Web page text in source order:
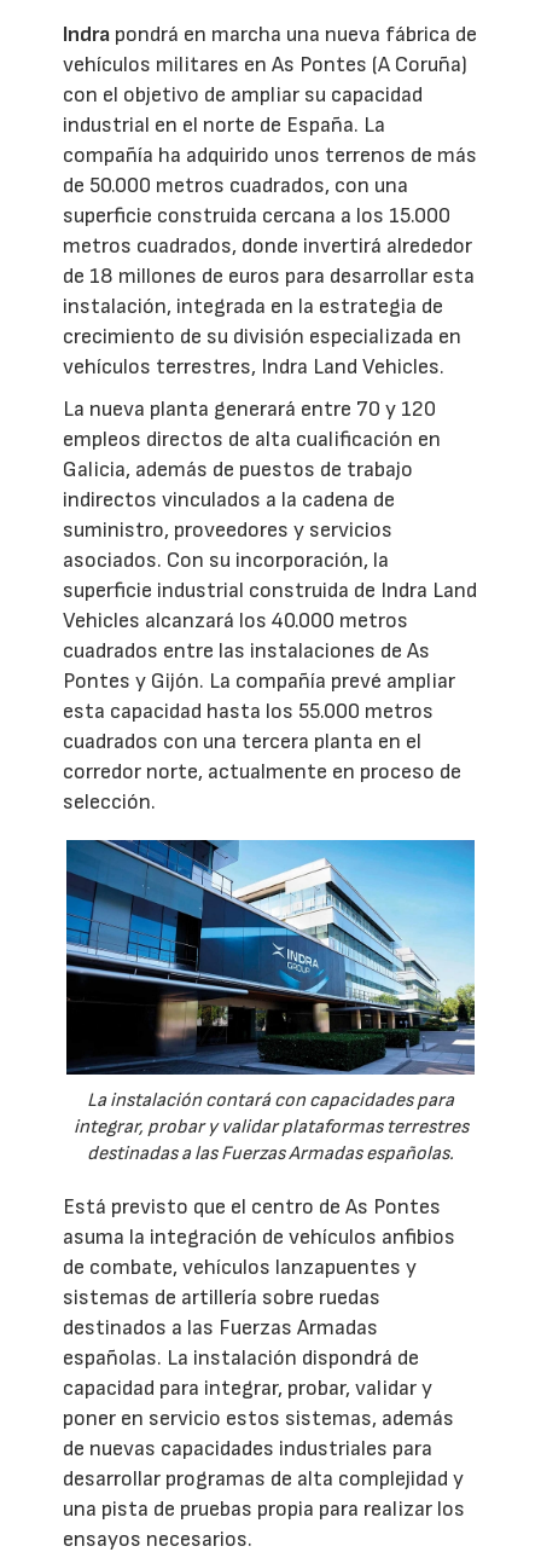
Indra pondrá en marcha una nueva fábrica de
vehículos militares en As Pontes (A Coruña)
con el objetivo de ampliar su capacidad
industrial en el norte de España. La
compañía ha adquirido unos terrenos de más
de 50.000 metros cuadrados, con una
superficie construida cercana a los 15.000
metros cuadrados, donde invertirá alrededor
de 18 millones de euros para desarrollar esta
instalación, integrada en la estrategia de
crecimiento de su división especializada en
vehículos terrestres, Indra Land Vehicles.
La nueva planta generará entre 70 y 120
empleos directos de alta cualificación en
Galicia, además de puestos de trabajo
indirectos vinculados a la cadena de
suministro, proveedores y servicios
asociados. Con su incorporación, la
superficie industrial construida de Indra Land
Vehicles alcanzará los 40.000 metros
cuadrados entre las instalaciones de As
Pontes y Gijón. La compañía prevé ampliar
esta capacidad hasta los 55.000 metros
cuadrados con una tercera planta en el
corredor norte, actualmente en proceso de
selección.
La instalación contará con capacidades para
integrar, probar y validar plataformas terrestres
destinadas a las Fuerzas Armadas españolas.
Está previsto que el centro de As Pontes
asuma la integración de vehículos anfibios
de combate, vehículos lanzapuentes y
sistemas de artillería sobre ruedas
destinados a las Fuerzas Armadas
españolas. La instalación dispondrá de
capacidad para integrar, probar, validar y
poner en servicio estos sistemas, además
de nuevas capacidades industriales para
desarrollar programas de alta complejidad y
una pista de pruebas propia para realizar los
ensayos necesarios.